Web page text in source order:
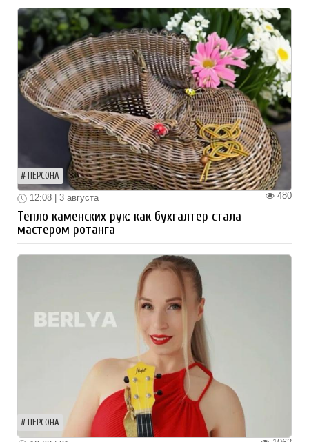
ПЕРСОНА
480
12:08 | 3 августа
Тепло каменских рук: как бухгалтер стала
мастером ротанга
ПЕРСОНА